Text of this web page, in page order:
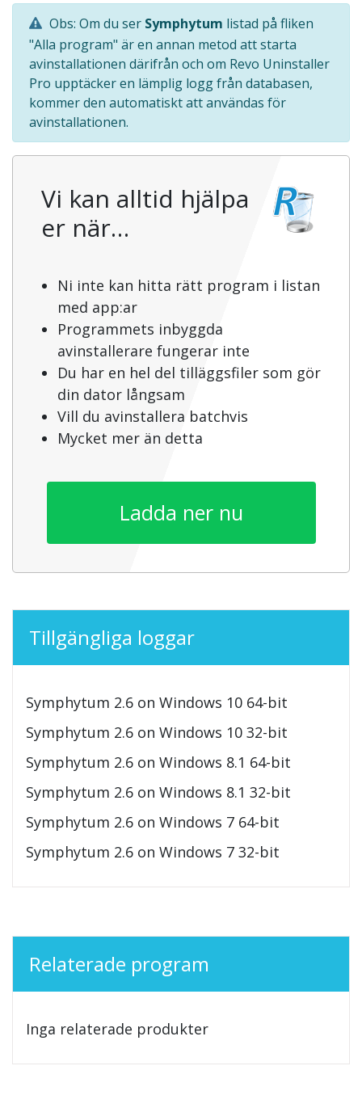
Obs: Om du ser Symphytum listad på fliken
"Alla program" är en annan metod att starta
avinstallationen därifrån och om Revo Uninstaller
Pro upptäcker en lämplig logg från databasen,
kommer den automatiskt att användas för
avinstallationen.
Vi kan alltid hjälpa
er när…
Ni inte kan hitta rätt program i listan
med app:ar
Programmets inbyggda
avinstallerare fungerar inte
Du har en hel del tilläggsfiler som gör
din dator långsam
Vill du avinstallera batchvis
Mycket mer än detta
Ladda ner nu
Tillgängliga loggar
Symphytum 2.6 on Windows 10 64-bit
Symphytum 2.6 on Windows 10 32-bit
Symphytum 2.6 on Windows 8.1 64-bit
Symphytum 2.6 on Windows 8.1 32-bit
Symphytum 2.6 on Windows 7 64-bit
Symphytum 2.6 on Windows 7 32-bit
Relaterade program
Inga relaterade produkter